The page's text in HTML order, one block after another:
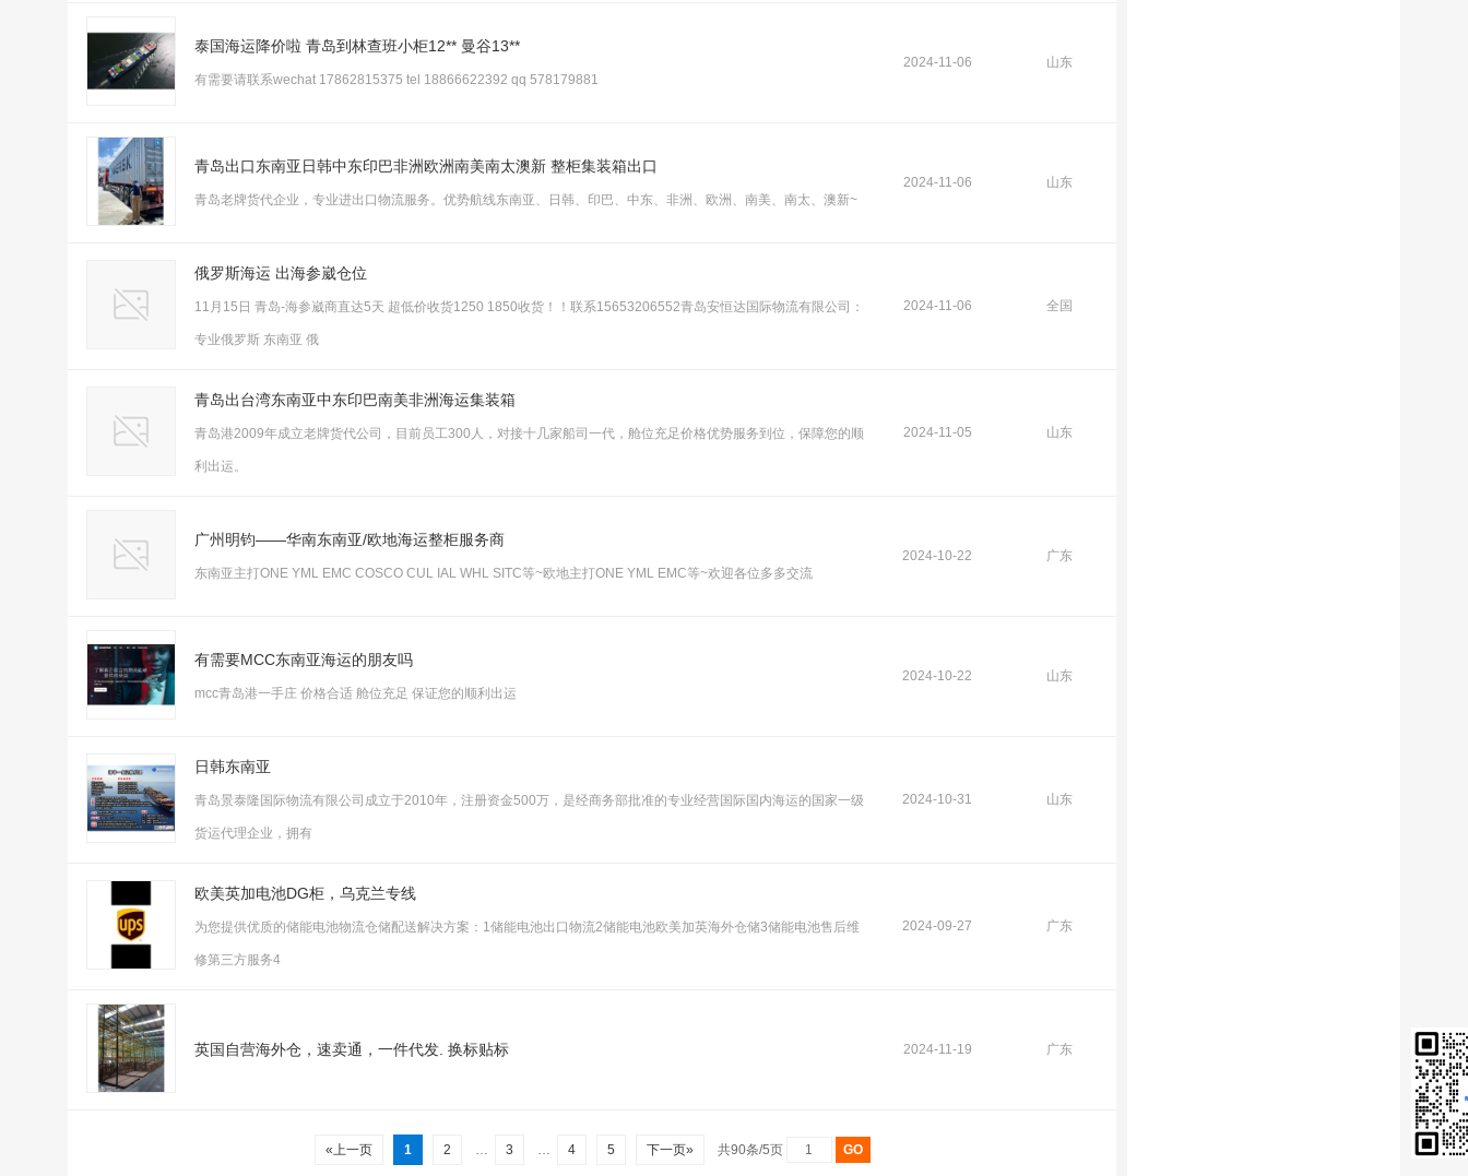
泰国海运降价啦 青岛到林查班小柜12** 曼谷13**
有需要请联系wechat 17862815375 tel 18866622392 qq 578179881
2024-11-06 山东
青岛出口东南亚日韩中东印巴非洲欧洲南美南太澳新 整柜集装箱出口
青岛老牌货代企业，专业进出口物流服务。优势航线东南亚、日韩、印巴、中东、非洲、欧洲、南美、南太、澳新~
2024-11-06 山东
俄罗斯海运 出海参崴仓位
11月15日 青岛-海参崴商直达5天 超低价收货1250 1850收货！！联系15653206552青岛安恒达国际物流有限公司：
专业俄罗斯 东南亚 俄
2024-11-06 全国
青岛出台湾东南亚中东印巴南美非洲海运集装箱
青岛港2009年成立老牌货代公司，目前员工300人，对接十几家船司一代，舱位充足价格优势服务到位，保障您的顺
利出运。
2024-11-05 山东
广州明钧——华南东南亚/欧地海运整柜服务商
东南亚主打ONE YML EMC COSCO CUL IAL WHL SITC等~欧地主打ONE YML EMC等~欢迎各位多多交流
2024-10-22 广东
有需要MCC东南亚海运的朋友吗
mcc青岛港一手庄 价格合适 舱位充足 保证您的顺利出运
2024-10-22 山东
日韩东南亚
青岛景泰隆国际物流有限公司成立于2010年，注册资金500万，是经商务部批准的专业经营国际国内海运的国家一级
货运代理企业，拥有
2024-10-31 山东
欧美英加电池DG柜，乌克兰专线
​​为您提供优质的储能电池物流仓储配送解决方案：1储能电池出口物流2储能电池欧美加英海外仓储3储能电池售后维
修第三方服务4
2024-09-27 广东
英国自营海外仓，速卖通，一件代发. 换标贴标 2024-11-19 广东
«上一页 1 2 … 3 … 4 5 下一页» 共90条/5页